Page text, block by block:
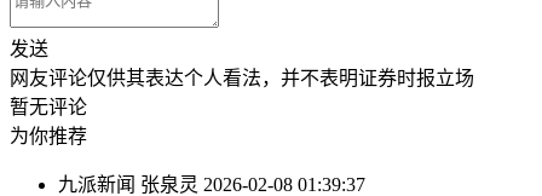
发送
网友评论仅供其表达个人看法，并不表明证券时报立场
暂无评论
为你推荐
九派新闻 张泉灵 2026-02-08 01:39:37